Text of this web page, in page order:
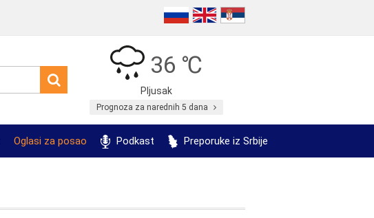
36 ℃
Pljusak
Prognoza za narednih 5 dana
Oglasi za posao Podkast Preporuke iz Srbije